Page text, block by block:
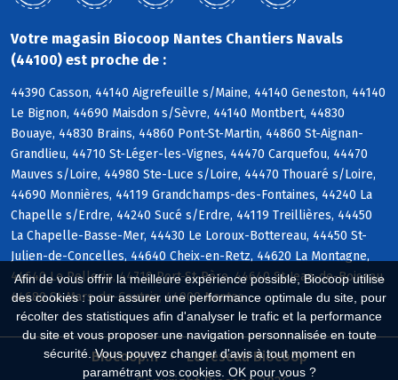
Afin de vous offrir la meilleure expérience possible, Biocoop utilise
des cookies : pour assurer une performance optimale du site, pour
récolter des statistiques afin d'analyser le trafic et la performance
du site et vous proposer une navigation personnalisée en toute
sécurité. Vous pouvez changer d'avis à tout moment en
paramétrant vos cookies. OK pour vous ?
Votre magasin Biocoop Nantes Chantiers Navals
(44100) est proche de :
44390 Casson, 44140 Aigrefeuille s/Maine, 44140 Geneston, 44140
Le Bignon, 44690 Maisdon s/Sèvre, 44140 Montbert, 44830
Bouaye, 44830 Brains, 44860 Pont-St-Martin, 44860 St-Aignan-
Grandlieu, 44710 St-Léger-les-Vignes, 44470 Carquefou, 44470
Mauves s/Loire, 44980 Ste-Luce s/Loire, 44470 Thouaré s/Loire,
44690 Monnières, 44119 Grandchamps-des-Fontaines, 44240 La
Chapelle s/Erdre, 44240 Sucé s/Erdre, 44119 Treillières, 44450
La Chapelle-Basse-Mer, 44430 Le Loroux-Bottereau, 44450 St-
Julien-de-Concelles, 44640 Cheix-en-Retz, 44620 La Montagne,
44640 Le Pellerin, 44710 Port-St-Père, 44640 St-Jean-de-Boiseau,
44680 St-Mars-de-Coutais, 44000 Nantes
Biocoop.fr
Le réseau Biocoop